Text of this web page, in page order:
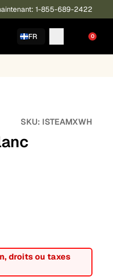
1-855-689-2422
FR 0
SKU: ISTEAMXWH
droits ou taxes